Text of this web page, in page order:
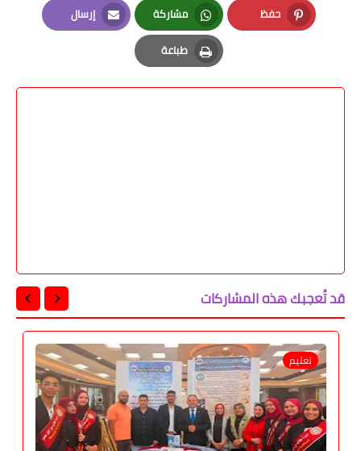
حفظ
Pinterest
مشاركة
Whatsapp
إرسال
Email
طباعة
Print
قد تُعجبك هذه المشاركات
تعليم